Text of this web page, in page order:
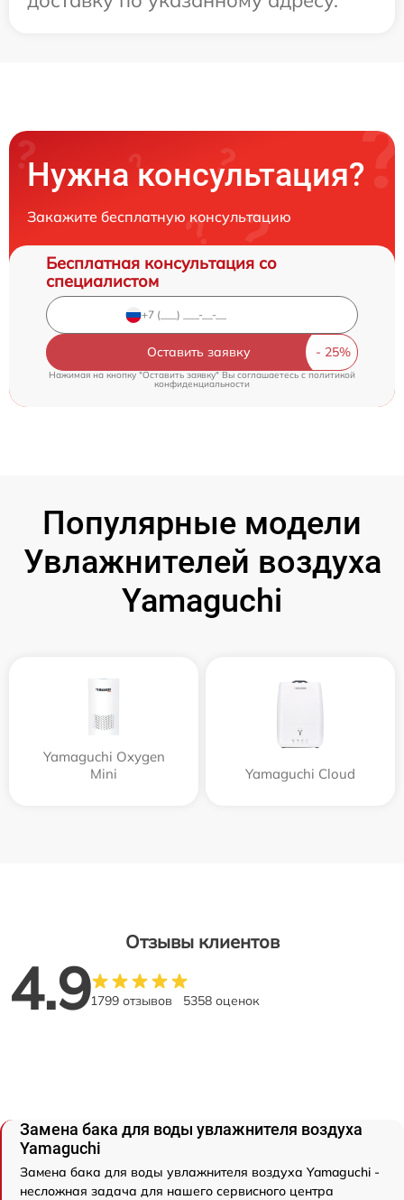
Нужна консультация?
Закажите бесплатную консультацию
Бесплатная консультация со
специалистом
Оставить заявку
Нажимая на кнопку "Оставить заявку" Вы соглашаетесь cполитикой
конфиденциальности
Популярные модели
Увлажнителей воздуха
Yamaguchi
Yamaguchi Oxygen
Mini
Yamaguchi Cloud
Отзывы клиентов
4.91799 отзывов 5358 оценок
Замена бака для воды увлажнителя воздуха
Yamaguchi
Замена бака для воды увлажнителя воздуха Yamaguchi -
несложная задача для нашего сервисного центра